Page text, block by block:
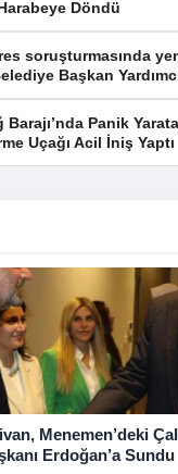
Döndü
soruşturmasında
Başkan
Barajı’nda Panik
Uçağı Acil İniş Yaptı
Menemen’deki
Erdoğan’a Sundu